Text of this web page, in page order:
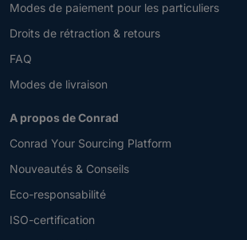
Modes de paiement pour les particuliers
Droits de rétraction & retours
FAQ
Modes de livraison
A propos de Conrad
Conrad Your Sourcing Platform
Nouveautés & Conseils
Eco-responsabilité
ISO-certification